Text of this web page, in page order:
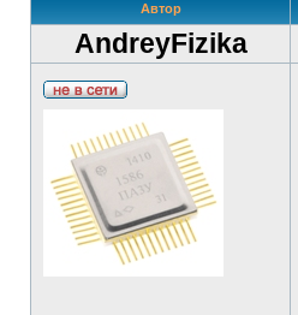
Автор
AndreyFizika